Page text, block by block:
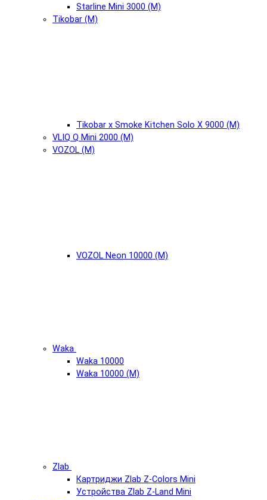
Starline Mini 3000 (М)
Tikobar (М)
Tikobar x Smoke Kitchen Solo X 9000 (М)
VLIQ Q Mini 2000 (М)
VOZOL (М)
VOZOL Neon 10000 (М)
Waka
Waka 10000
Waka 10000 (М)
Zlab
Картриджи Zlab Z-Colors Mini
Устройства Zlab Z-Land Mini